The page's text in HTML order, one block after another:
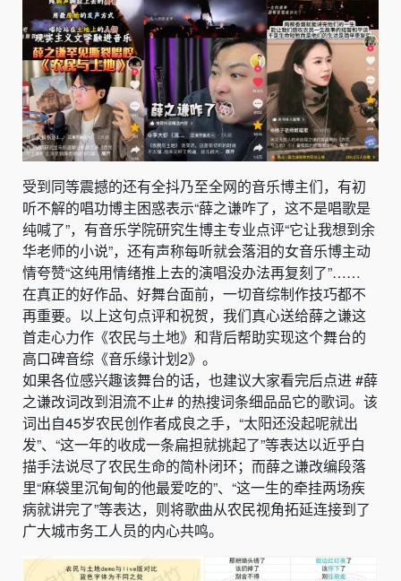
受到同等震撼的还有全抖乃至全网的音乐博主们，有初
听不解的唱功博主困惑表示“薛之谦咋了，这不是唱歌是
纯喊了”，有音乐学院研究生博主专业点评“它让我想到余
华老师的小说”，还有声称每听就会落泪的女音乐博主动
情夸赞“这纯用情绪推上去的演唱没办法再复刻了”……
在真正的好作品、好舞台面前，一切音综制作技巧都不
再重要。以上这句点评和祝贺，我们真心送给薛之谦这
首走心力作《农民与土地》和背后帮助实现这个舞台的
高口碑音综《音乐缘计划2》。
如果各位感兴趣该舞台的话，也建议大家看完后点进 #薛
之谦改词改到泪流不止# 的热搜词条细品品它的歌词。该
词出自45岁农民创作者成良之手，“太阳还没起呢就出
发”、“这一年的收成一条扁担就挑起了”等表达以近乎白
描手法说尽了农民生命的简朴闭环；而薛之谦改编段落
里“麻袋里沉甸甸的他最爱吃的”、“这一生的牵挂两场疾
病就讲完了”等表达，则将歌曲从农民视角拓延连接到了
广大城市务工人员的内心共鸣。